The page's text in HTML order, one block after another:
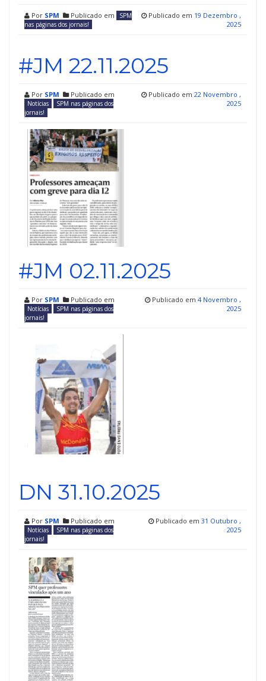
Por SPM Publicado em
SPM
nas páginas dos jornais!
Publicado em 19 Dezembro ,
2025
#JM 22.11.2025
Por SPM Publicado em
Notícias
SPM nas páginas dos
jornais!
Publicado em 22 Novembro ,
2025
#JM 02.11.2025
Por SPM Publicado em
Notícias
SPM nas páginas dos
jornais!
Publicado em 4 Novembro ,
2025
DN 31.10.2025
Por SPM Publicado em
Notícias
SPM nas páginas dos
jornais!
Publicado em 31 Outubro ,
2025